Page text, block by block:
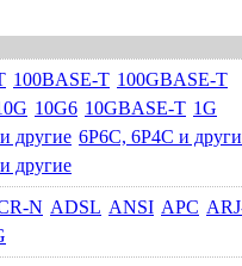
100BASE-T 100GBASE-T
10G6 10GBASE-T 1G
другие 6P6C, 6P4C и
другие
N ADSL ANSI APC